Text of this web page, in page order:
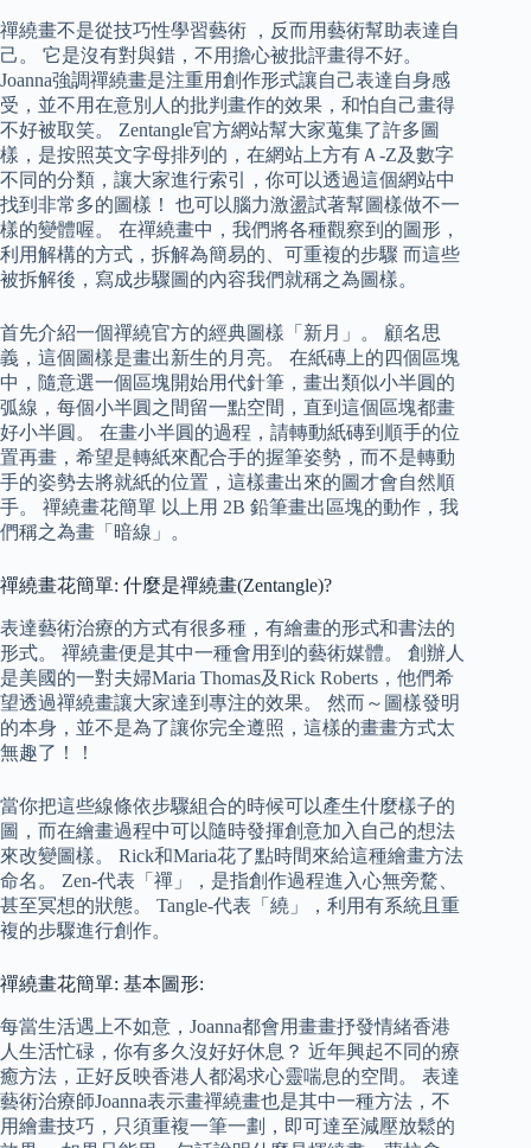
禪繞畫不是從技巧性學習藝術 ，反而用藝術幫助表達自
己。 它是沒有對與錯，不用擔心被批評畫得不好。
Joanna強調禪繞畫是注重用創作形式讓自己表達自身感
受，並不用在意別人的批判畫作的效果，和怕自己畫得
不好被取笑。 Zentangle官方網站幫大家蒐集了許多圖
樣，是按照英文字母排列的，在網站上方有Ａ-Z及數字
不同的分類，讓大家進行索引，你可以透過這個網站中
找到非常多的圖樣！ 也可以腦力激盪試著幫圖樣做不一
樣的變體喔。 在禪繞畫中，我們將各種觀察到的圖形，
利用解構的方式，拆解為簡易的、可重複的步驟 而這些
被拆解後，寫成步驟圖的內容我們就稱之為圖樣。
首先介紹一個禪繞官方的經典圖樣「新月」。 顧名思
義，這個圖樣是畫出新生的月亮。 在紙磚上的四個區塊
中，隨意選一個區塊開始用代針筆，畫出類似小半圓的
弧線，每個小半圓之間留一點空間，直到這個區塊都畫
好小半圓。 在畫小半圓的過程，請轉動紙磚到順手的位
置再畫，希望是轉紙來配合手的握筆姿勢，而不是轉動
手的姿勢去將就紙的位置，這樣畫出來的圖才會自然順
手。 禪繞畫花簡單 以上用 2B 鉛筆畫出區塊的動作，我
們稱之為畫「暗線」。
禪繞畫花簡單: 什麼是禪繞畫(Zentangle)?
表達藝術治療的方式有很多種，有繪畫的形式和書法的
形式。 禪繞畫便是其中一種會用到的藝術媒體。 創辦人
是美國的一對夫婦Maria Thomas及Rick Roberts，他們希
望透過禪繞畫讓大家達到專注的效果。 然而～圖樣發明
的本身，並不是為了讓你完全遵照，這樣的畫畫方式太
無趣了！！
當你把這些線條依步驟組合的時候可以產生什麼樣子的
圖，而在繪畫過程中可以隨時發揮創意加入自己的想法
來改變圖樣。 Rick和Maria花了點時間來給這種繪畫方法
命名。 Zen-代表「禪」，是指創作過程進入心無旁騖、
甚至冥想的狀態。 Tangle-代表「繞」，利用有系統且重
複的步驟進行創作。
禪繞畫花簡單: 基本圖形:
每當生活遇上不如意，Joanna都會用畫畫抒發情緒香港
人生活忙碌，你有多久沒好好休息？ 近年興起不同的療
癒方法，正好反映香港人都渴求心靈喘息的空間。 表達
藝術治療師Joanna表示畫禪繞畫也是其中一種方法，不
用繪畫技巧，只須重複一筆一劃，即可達至減壓放鬆的